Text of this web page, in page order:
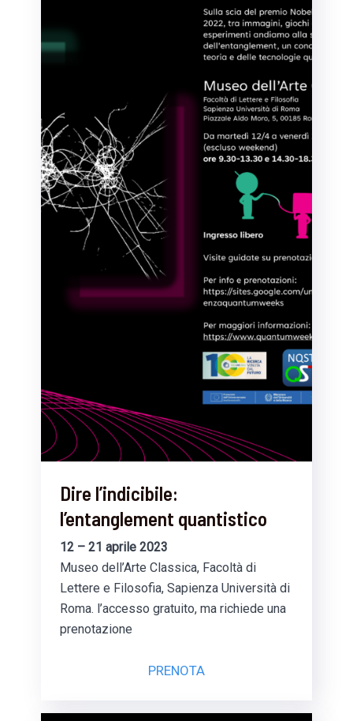
Dire l’indicibile:
l’entanglement quantistico
12 – 21 aprile 2023
Museo dell’Arte Classica, Facoltà di
Lettere e Filosofia, Sapienza Università di
Roma. l’accesso gratuito, ma richiede una
prenotazione
PRENOTA